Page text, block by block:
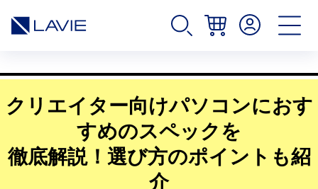
クリエイター向けパソコンにおす
すめのスペックを
徹底解説！選び方のポイントも紹
介